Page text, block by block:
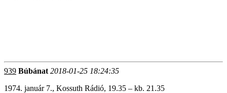
939 Búbánat 2018-01-25 18:24:35
1974. január 7., Kossuth Rádió, 19.35 – kb. 21.35